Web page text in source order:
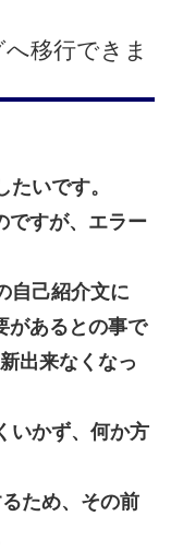
移行できま
いです。
ですが、エラー
自己紹介文に
があるとの事で
出来なくなっ
いかず、何か方
ため、その前